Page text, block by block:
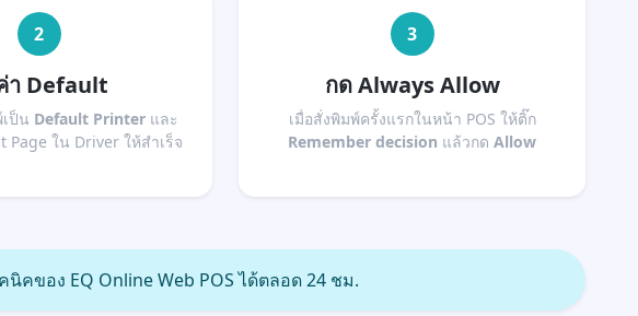
2
า Default
ป็น Default Printerและ
Page ใน Driver ให้สำเร็จ
3
กด Always Allow
เมื่อสั่งพิมพ์ครั้งแรกในหน้า POS ให้ติ๊ก
Remember decision แล้วกดAllow
คของ EQ Online Web POS ได้ตลอด 24 ชม.